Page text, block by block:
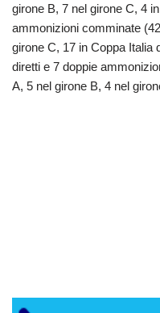
girone B, 7 nel girone C, 4
ammonizioni comminate
girone C, 17 in Coppa Italia
diretti e 7 doppie
A, 5 nel girone B, 4 nel